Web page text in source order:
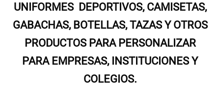
UNIFORMES DEPORTIVOS, CAMISETAS,
GABACHAS, BOTELLAS, TAZAS Y OTROS
PRODUCTOS PARA PERSONALIZAR
PARA EMPRESAS, INSTITUCIONES Y
COLEGIOS.